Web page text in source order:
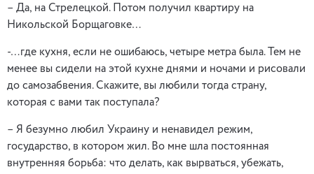
– Да, на Стрелецкой. Потом получил квартиру на
Никольской Борщаговке…
-…где кухня, если не ошибаюсь, четыре метра была. Тем не
менее вы сидели на этой кухне днями и ночами и рисовали
до самозабвения. Скажите, вы любили тогда страну,
которая с вами так поступала?
– Я безумно любил Украину и ненавидел режим,
государство, в котором жил. Во мне шла постоянная
внутренняя борьба: что делать, как вырваться, убежать,